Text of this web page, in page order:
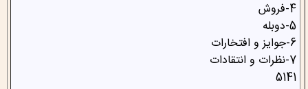
4-فروش
5-دوبله
6-جوایز و افتخارات
7-نظرات و انتقادات
5141